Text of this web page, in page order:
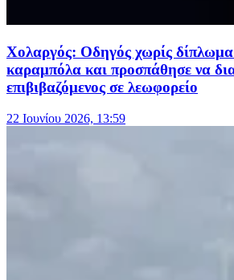
Χολαργός: Οδηγός χωρίς
καραμπόλα και προσπάθησε να
επιβιβαζόμενος σε λεωφορείο
22 Ιουνίου 2026, 13:59